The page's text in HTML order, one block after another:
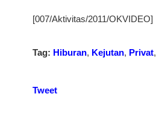
[007/Aktivitas/2011/OKVIDEO]
Tag: Hiburan, Kejutan, Privat,
Tweet